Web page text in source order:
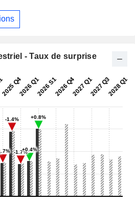
- Taux de surprise